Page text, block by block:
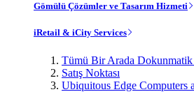
Gömülü Çözümler ve Tasarım Hizmeti
iRetail & iCity Services
Tümü Bir Arada
Satış Noktası
Ubiquitous Edge Computers